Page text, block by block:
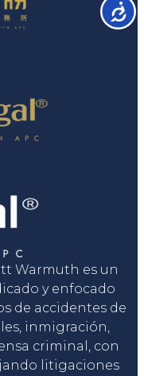
Warmuth es un
y enfocado
de accidentes de
inmigración,
criminal, con
litigaciones